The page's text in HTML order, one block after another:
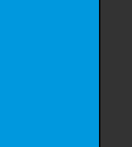
※
→ 配
絶
※
→